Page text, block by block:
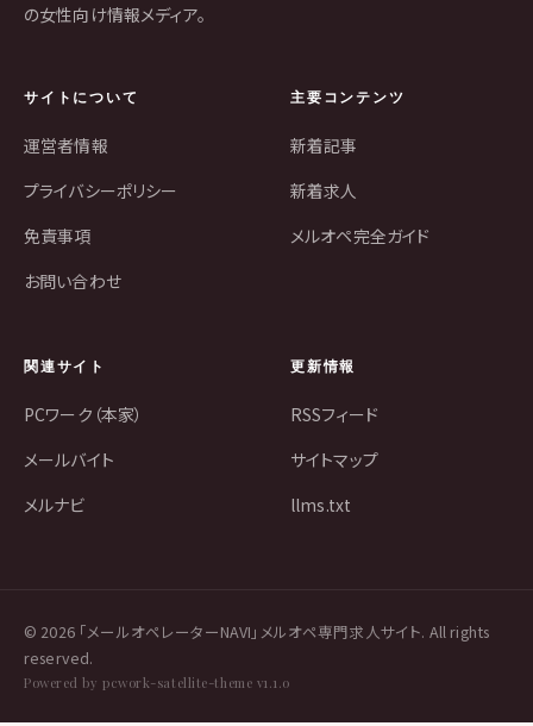
の女性向け情報メディア。
サイトについて
運営者情報
プライバシーポリシー
免責事項
お問い合わせ
主要コンテンツ
新着記事
新着求人
メルオペ完全ガイド
関連サイト
PCワーク（本家）
メールバイト
メルナビ
更新情報
RSSフィード
サイトマップ
llms.txt
© 2026 「メールオペレーターNAVI」メルオペ専門求人サイト. All rights
reserved.
Powered by pcwork-satellite-theme v1.1.0